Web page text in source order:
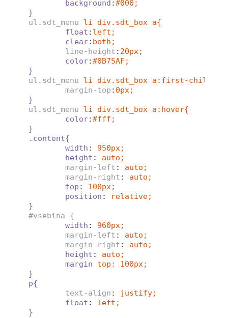
background :#000;
}
ul.sdt_menu
li div.sdt_box a{
float : left;
clear: both;
line-height : 20px;
color:#0B75AF;
}
ul.sdt_menu
li div.sdt_box a:first-child{
margin-top : 0px;
}
ul.sdt_menu
li div.sdt_box a:hover{
color:#fff;
}
.content{
width : 950px;
height : auto;
margin-left : auto;
margin-right : auto;
top : 100px;
position :
relative;
}
#vsebina {
width : 960px;
margin-left : auto;
margin-right : auto;
height : auto;
margin
top: 100px;
}
p{
text-align :
justify;
float : left;
}